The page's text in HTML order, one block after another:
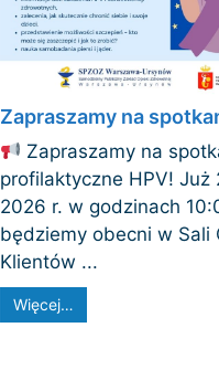
Zapraszamy na
Zapraszamy na
profilaktyczne HPV! Już
2026 r. w godzinach
będziemy obecni w Sali
Klientów ...
Więcej…